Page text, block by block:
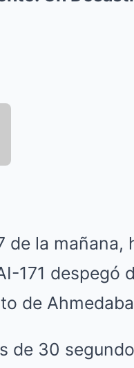
de la mañana,
171 despegó
de
de 30